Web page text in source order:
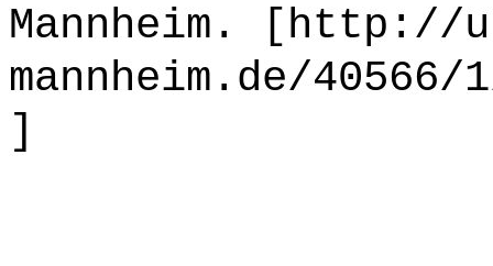
Mannheim. [http://
mannheim.de/40566/
]